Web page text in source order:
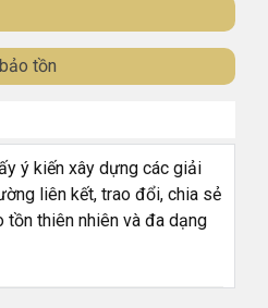
tồn
ý kiến xây dựng các giải
liên kết, trao đổi, chia sẻ
tồn thiên nhiên và đa dạng